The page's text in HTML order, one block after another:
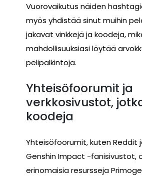
Vuorovaikutus näiden
myös yhdistää sinut muihin
jakavat vinkkejä ja koodeja,
mahdollisuuksiasi löytää
pelipalkintoja.
Yhteisöfoorumit ja
verkkosivustot,
koodeja
Yhteisöfoorumit, kuten Reddit
Genshin Impact -fanisivustot,
erinomaisia resursseja